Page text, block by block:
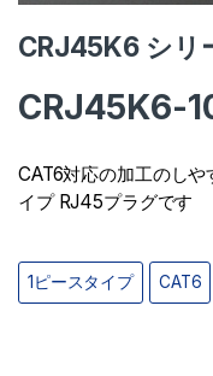
CRJ45K6 シリ
CRJ45K6-
CAT6対応の加工のし
イプ RJ45プラグです
1ピースタイプ CAT6